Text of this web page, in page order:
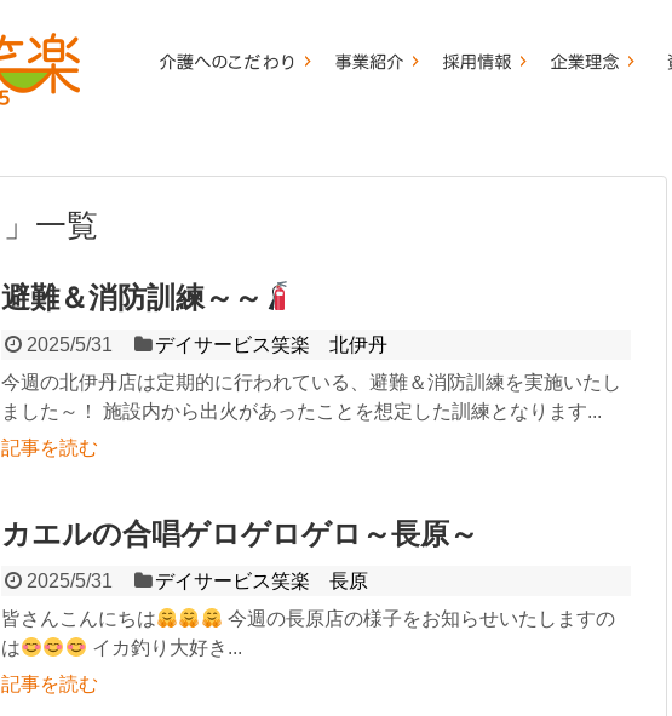
」 一覧
避難＆消防訓練～～
2025/5/31
デイサービス笑楽 北伊丹
今週の北伊丹店は定期的に行われている、避難＆消防訓練を実施いたし
ました～！ 施設内から出火があったことを想定した訓練となります...
記事を読む
カエルの合唱ゲロゲロゲロ～長原～
2025/5/31
デイサービス笑楽 長原
皆さんこんにちは
今週の長原店の様子をお知らせいたしますの
は
イカ釣り大好き...
記事を読む